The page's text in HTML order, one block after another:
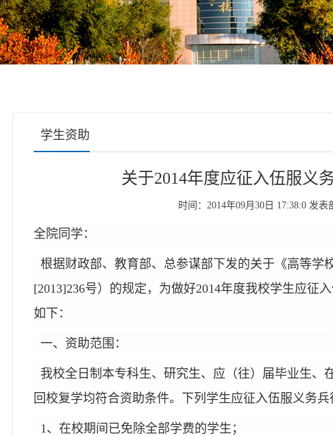
学生资助
关于2014年度应征入伍服义
时间：2014年09月30日 17:38:0 发表
全院同学：
根据财政部、教育部、总参谋部下发的关于《高等学
[2013]236号）的规定，为做好2014年度我校学生应征
如下：
一、资助范围：
我校全日制本专科生、研究生、应（往）届毕业生
回校复学均符合资助条件。下列学生应征入伍服义务兵
1、在校期间已免除全部学费的学生；